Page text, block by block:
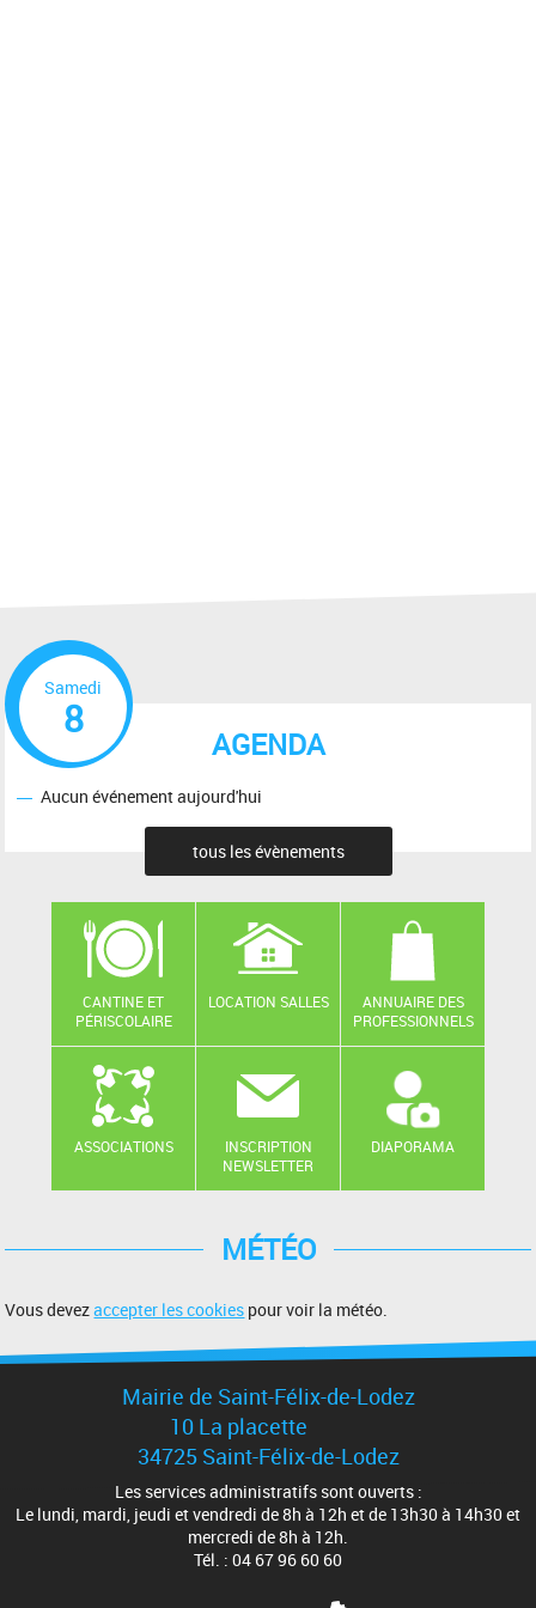
AGENDA
Samedi
8
Aucun événement aujourd'hui
tous les évènements
CANTINE ET
PÉRISCOLAIRE
LOCATION SALLES
ANNUAIRE DES
PROFESSIONNELS
ASSOCIATIONS
INSCRIPTION
NEWSLETTER
DIAPORAMA
MÉTÉO
Vous devezaccepter les cookies pour voir la météo.
Mairie de Saint-Félix-de-Lodez
10 La placette
34725 Saint-Félix-de-Lodez
Les services administratifs sont ouverts :
Le lundi, mardi, jeudi et vendredi de 8h à 12h et de 13h30 à 14h30 et
mercredi de 8h à 12h.
Tél. : 04 67 96 60 60